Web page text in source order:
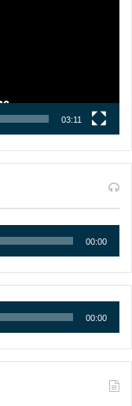
03:11
00:00
00:00